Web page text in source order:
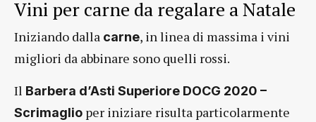
Vini per carne da regalare a Natale
Iniziando dalla carne, in linea di massima i vini
migliori da abbinare sono quelli rossi.
Il Barbera d’Asti Superiore DOCG 2020 –
Scrimaglio per iniziare risulta particolarmente